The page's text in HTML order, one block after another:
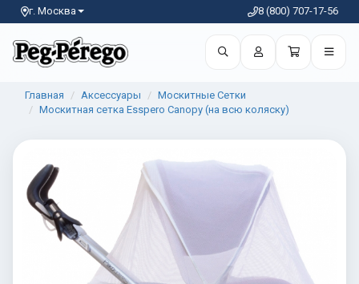
г. Москва 8 (800) 707-17-56
Главная Аксессуары
Москитные Сетки
Москитная сетка Esspero Canopy (на всю коляску)